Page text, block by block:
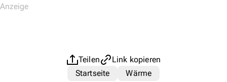
Teilen
Link kopieren
Startseite
Wärme